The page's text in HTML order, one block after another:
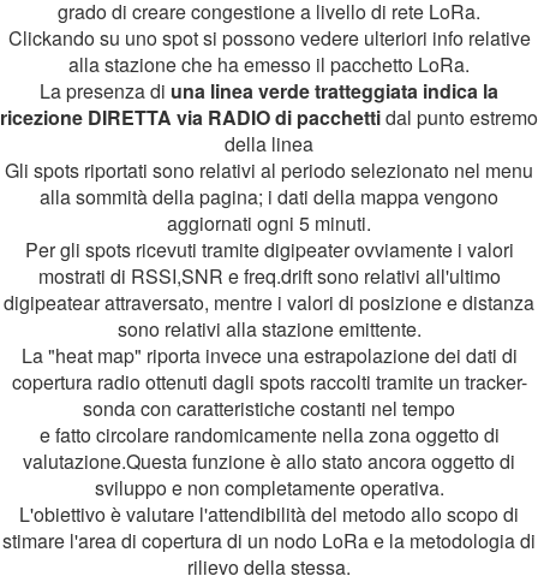
grado di creare congestione a livello di rete LoRa.
Clickando su uno spot si possono vedere ulteriori info relative
alla stazione che ha emesso il pacchetto LoRa.
La presenza di una linea verde tratteggiata indica la
ricezione DIRETTA via RADIO di pacchettidal punto estremo
della linea
Gli spots riportati sono relativi al periodo selezionato nel menu
alla sommità della pagina; i dati della mappa vengono
aggiornati ogni 5 minuti.
Per gli spots ricevuti tramite digipeater ovviamente i valori
mostrati di RSSI,SNR e freq.drift sono relativi all'ultimo
digipeatear attraversato, mentre i valori di posizione e distanza
sono relativi alla stazione emittente.
La "heat map" riporta invece una estrapolazione dei dati di
copertura radio ottenuti dagli spots raccolti tramite un tracker-
sonda con caratteristiche costanti nel tempo
e fatto circolare randomicamente nella zona oggetto di
valutazione.Questa funzione è allo stato ancora oggetto di
sviluppo e non completamente operativa.
L'obiettivo è valutare l'attendibilità del metodo allo scopo di
stimare l'area di copertura di un nodo LoRa e la metodologia di
rilievo della stessa.